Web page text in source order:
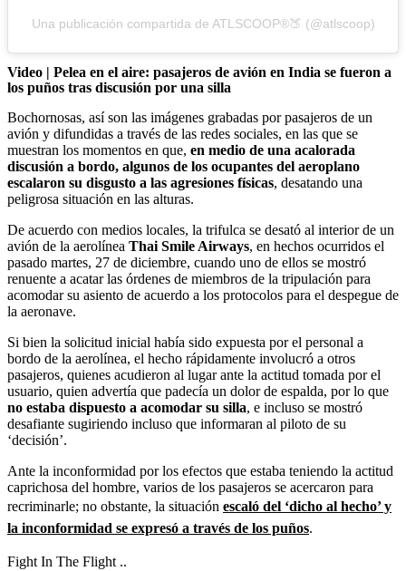
Una publicación compartida de ATLSCOOP®🍑 (@atlscoop)
Video | Pelea en el aire: pasajeros de avión en India se fueron a
los puños tras discusión por una silla
Bochornosas, así son las imágenes grabadas por pasajeros de un
avión y difundidas a través de las redes sociales, en las que se
muestran los momentos en que, en medio de una acalorada
discusión a bordo, algunos de los ocupantes del aeroplano
escalaron su disgusto a las agresiones físicas, desatando una
peligrosa situación en las alturas.
De acuerdo con medios locales, la trifulca se desató al interior de un
avión de la aerolínea Thai Smile Airways, en hechos ocurridos el
pasado martes, 27 de diciembre, cuando uno de ellos se mostró
renuente a acatar las órdenes de miembros de la tripulación para
acomodar su asiento de acuerdo a los protocolos para el despegue de
la aeronave.
Si bien la solicitud inicial había sido expuesta por el personal a
bordo de la aerolínea, el hecho rápidamente involucró a otros
pasajeros, quienes acudieron al lugar ante la actitud tomada por el
usuario, quien advertía que padecía un dolor de espalda, por lo que
no estaba dispuesto a acomodar su silla, e incluso se mostró
desafiante sugiriendo incluso que informaran al piloto de su
‘decisión’.
Ante la inconformidad por los efectos que estaba teniendo la actitud
caprichosa del hombre, varios de los pasajeros se acercaron para
recriminarle; no obstante, la situación escaló del ‘dicho al hecho’ y
la inconformidad se expresó a través de los puños.
Fight In The Flight ..